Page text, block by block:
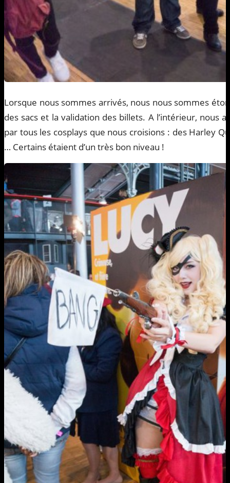
Lorsque nous sommes arrivés, nous nous sommes
des sacs et la validation des billets. A l’intérieur, nous
par tous les cosplays que nous croisions : des Harley
… Certains étaient d’un très bon niveau !